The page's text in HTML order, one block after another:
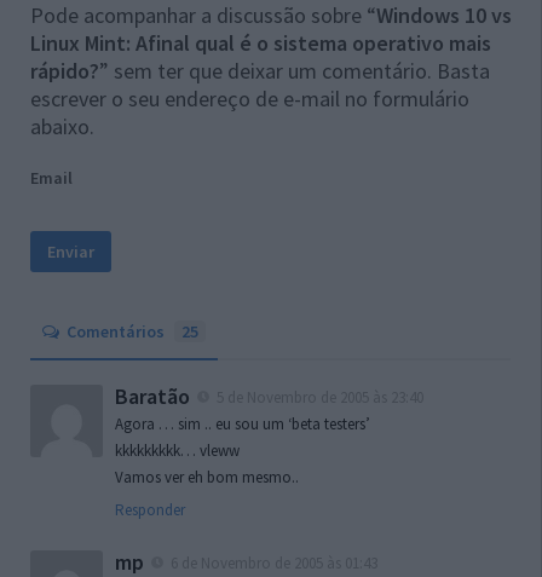
Pode acompanhar a discussão sobre “Windows 10 vs
Linux Mint: Afinal qual é o sistema operativo mais
rápido?” sem ter que deixar um comentário. Basta
escrever o seu endereço de e-mail no formulário
abaixo.
Email
Comentários 25
Baratão
Agora … sim .. eu sou um ‘beta testers’
kkkkkkkkk… vleww
Vamos ver eh bom mesmo..
Responder
mp